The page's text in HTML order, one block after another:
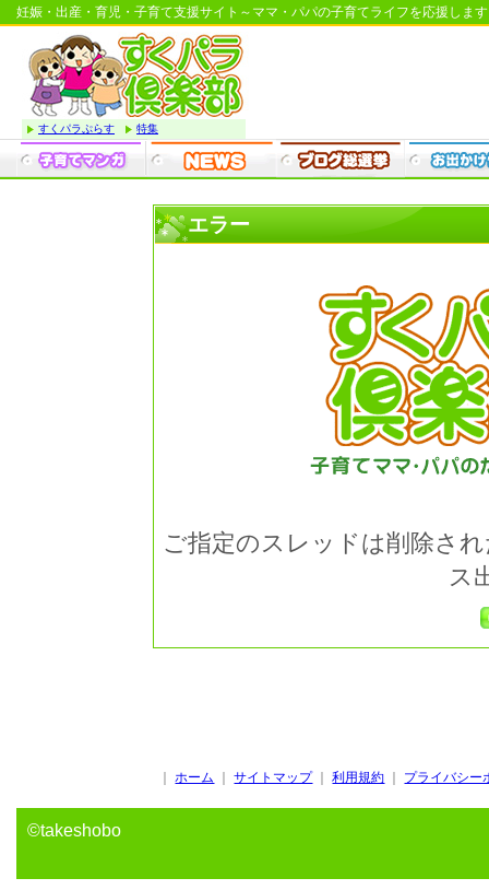
妊娠・出産・育児・子育て支援サイト～ママ・パパの子育てライフを応援しま
すくパラぷらす 特集
エラー
ご指定のスレッドは削除さ
ス
｜ホーム ｜サイトマップ ｜利用規約 プライバシー
©takeshobo